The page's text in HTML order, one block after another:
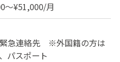
～¥51,000/月
急連絡先 ※外国籍の方は
パスポート